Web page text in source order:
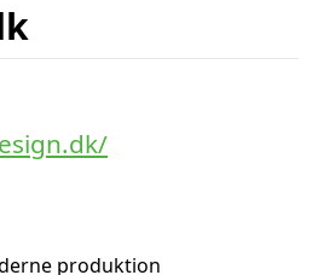
produktion